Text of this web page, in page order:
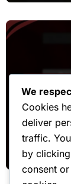
Inlösen
inlösen,
We
Cookies
deliver
traffic.
by clicking
consent or